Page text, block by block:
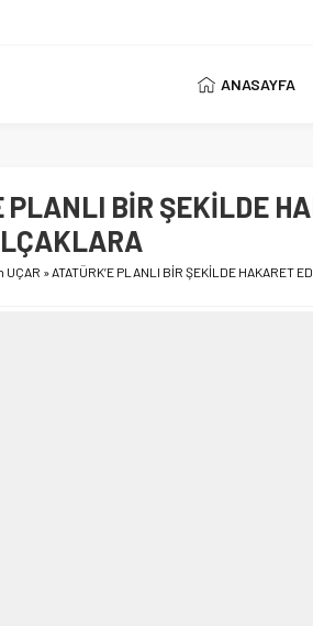
ANASAYFA
PLANLI BİR ŞEKİLDE
UÇAR »ATATÜRK’E PLANLI BİR ŞEKİLDE HAKARET